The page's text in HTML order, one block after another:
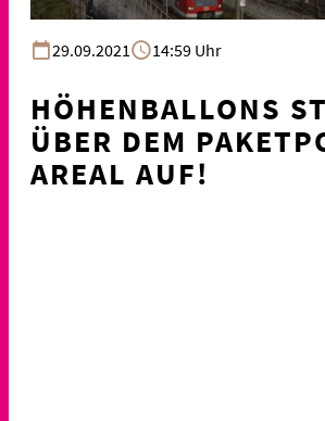
29.09.2021 14:59 Uhr
HÖHENBALLONS
ÜBER DEM
AREAL AUF!